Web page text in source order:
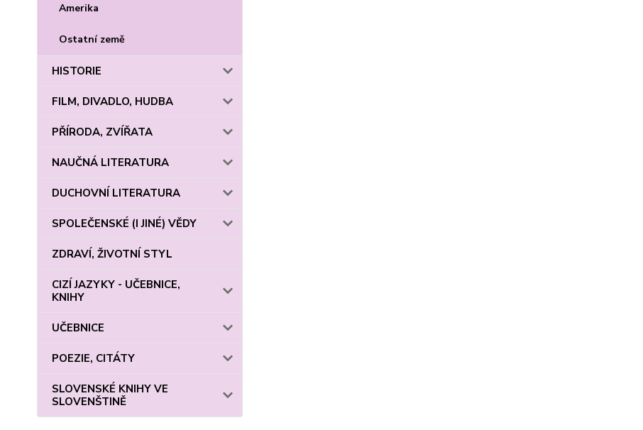
Amerika
Ostatní země
HISTORIE
FILM, DIVADLO, HUDBA
PŘÍRODA, ZVÍŘATA
NAUČNÁ LITERATURA
DUCHOVNÍ LITERATURA
SPOLEČENSKÉ (I JINÉ) VĚDY
ZDRAVÍ, ŽIVOTNÍ STYL
CIZÍ JAZYKY - UČEBNICE,
KNIHY
UČEBNICE
POEZIE, CITÁTY
SLOVENSKÉ KNIHY VE
SLOVENŠTINĚ